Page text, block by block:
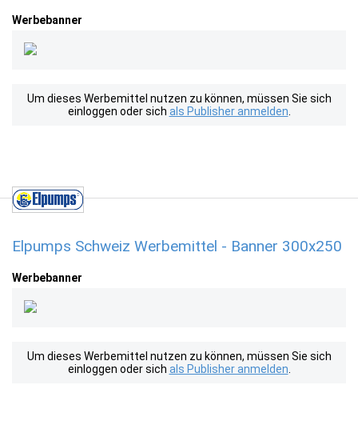
Werbebanner
Um dieses Werbemittel nutzen zu können, müssen Sie sich
einloggen oder sich als Publisher anmelden
Elpumps Schweiz Werbemittel - Banner 300x250
Werbebanner
Um dieses Werbemittel nutzen zu können, müssen Sie sich
einloggen oder sich als Publisher anmelden